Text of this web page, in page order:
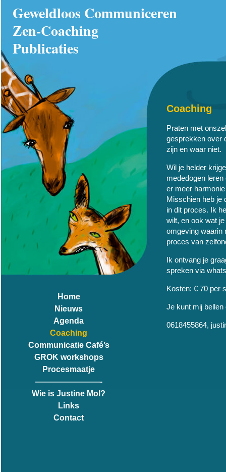
Geweldloos Communiceren
Zen-Coaching
Publicaties
Home
Nieuws
Agenda
Coaching
Communicatie Café’s
GROK workshops
Procesmaatje
————————-
Wie is Justine Mol?
Links
Contact
Coaching
Praten met
gesprekken over
zijn en waar niet.
Wil je helder
mededogen
er meer
Misschien heb je
in dit proces. Ik
wilt, en ook wat
omgeving waarin
proces van
Ik ontvang je
spreken via
Kosten: € 70 per
Je kunt mij
0618455864,